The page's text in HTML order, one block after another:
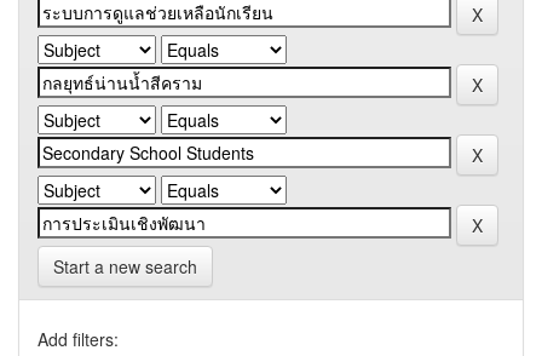
Start a new search
Add filters: